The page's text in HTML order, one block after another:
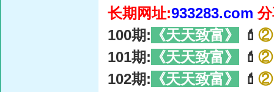
长期网址:933283.com
100期: 《天天致富》 💄 ②
101期: 《天天致富》 💄 ②
102期: 《天天致富》 💄 ②